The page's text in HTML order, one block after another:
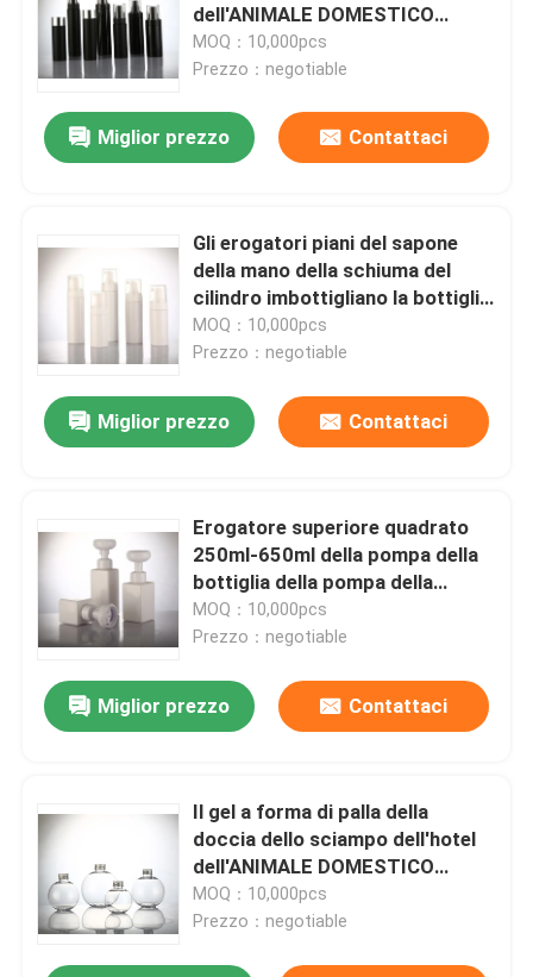
dell'ANIMALE DOMESTICO
imbottiglia le bottiglie della
pompa del balsamo dello
MOQ：10,000pcs
Prezzo：negotiable
Miglior prezzo Contattaci
Gli erogatori piani del sapone
della mano della schiuma del
cilindro imbottigliano la bottiglia
di schiumatura della pompa
dell'erogatore del sapone
MOQ：10,000pcs
Prezzo：negotiable
Miglior prezzo Contattaci
Erogatore superiore quadrato
250ml-650ml della pompa della
bottiglia della pompa della
schiuma della bottiglia del
balsamo e dello sciampo
MOQ：10,000pcs
Prezzo：negotiable
Miglior prezzo Contattaci
Il gel a forma di palla della
doccia dello sciampo dell'hotel
dell'ANIMALE DOMESTICO
imbottiglia le bottiglie del gel
della doccia del balsamo dello
MOQ：10,000pcs
Prezzo：negotiable